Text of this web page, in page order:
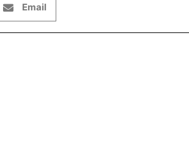
Email